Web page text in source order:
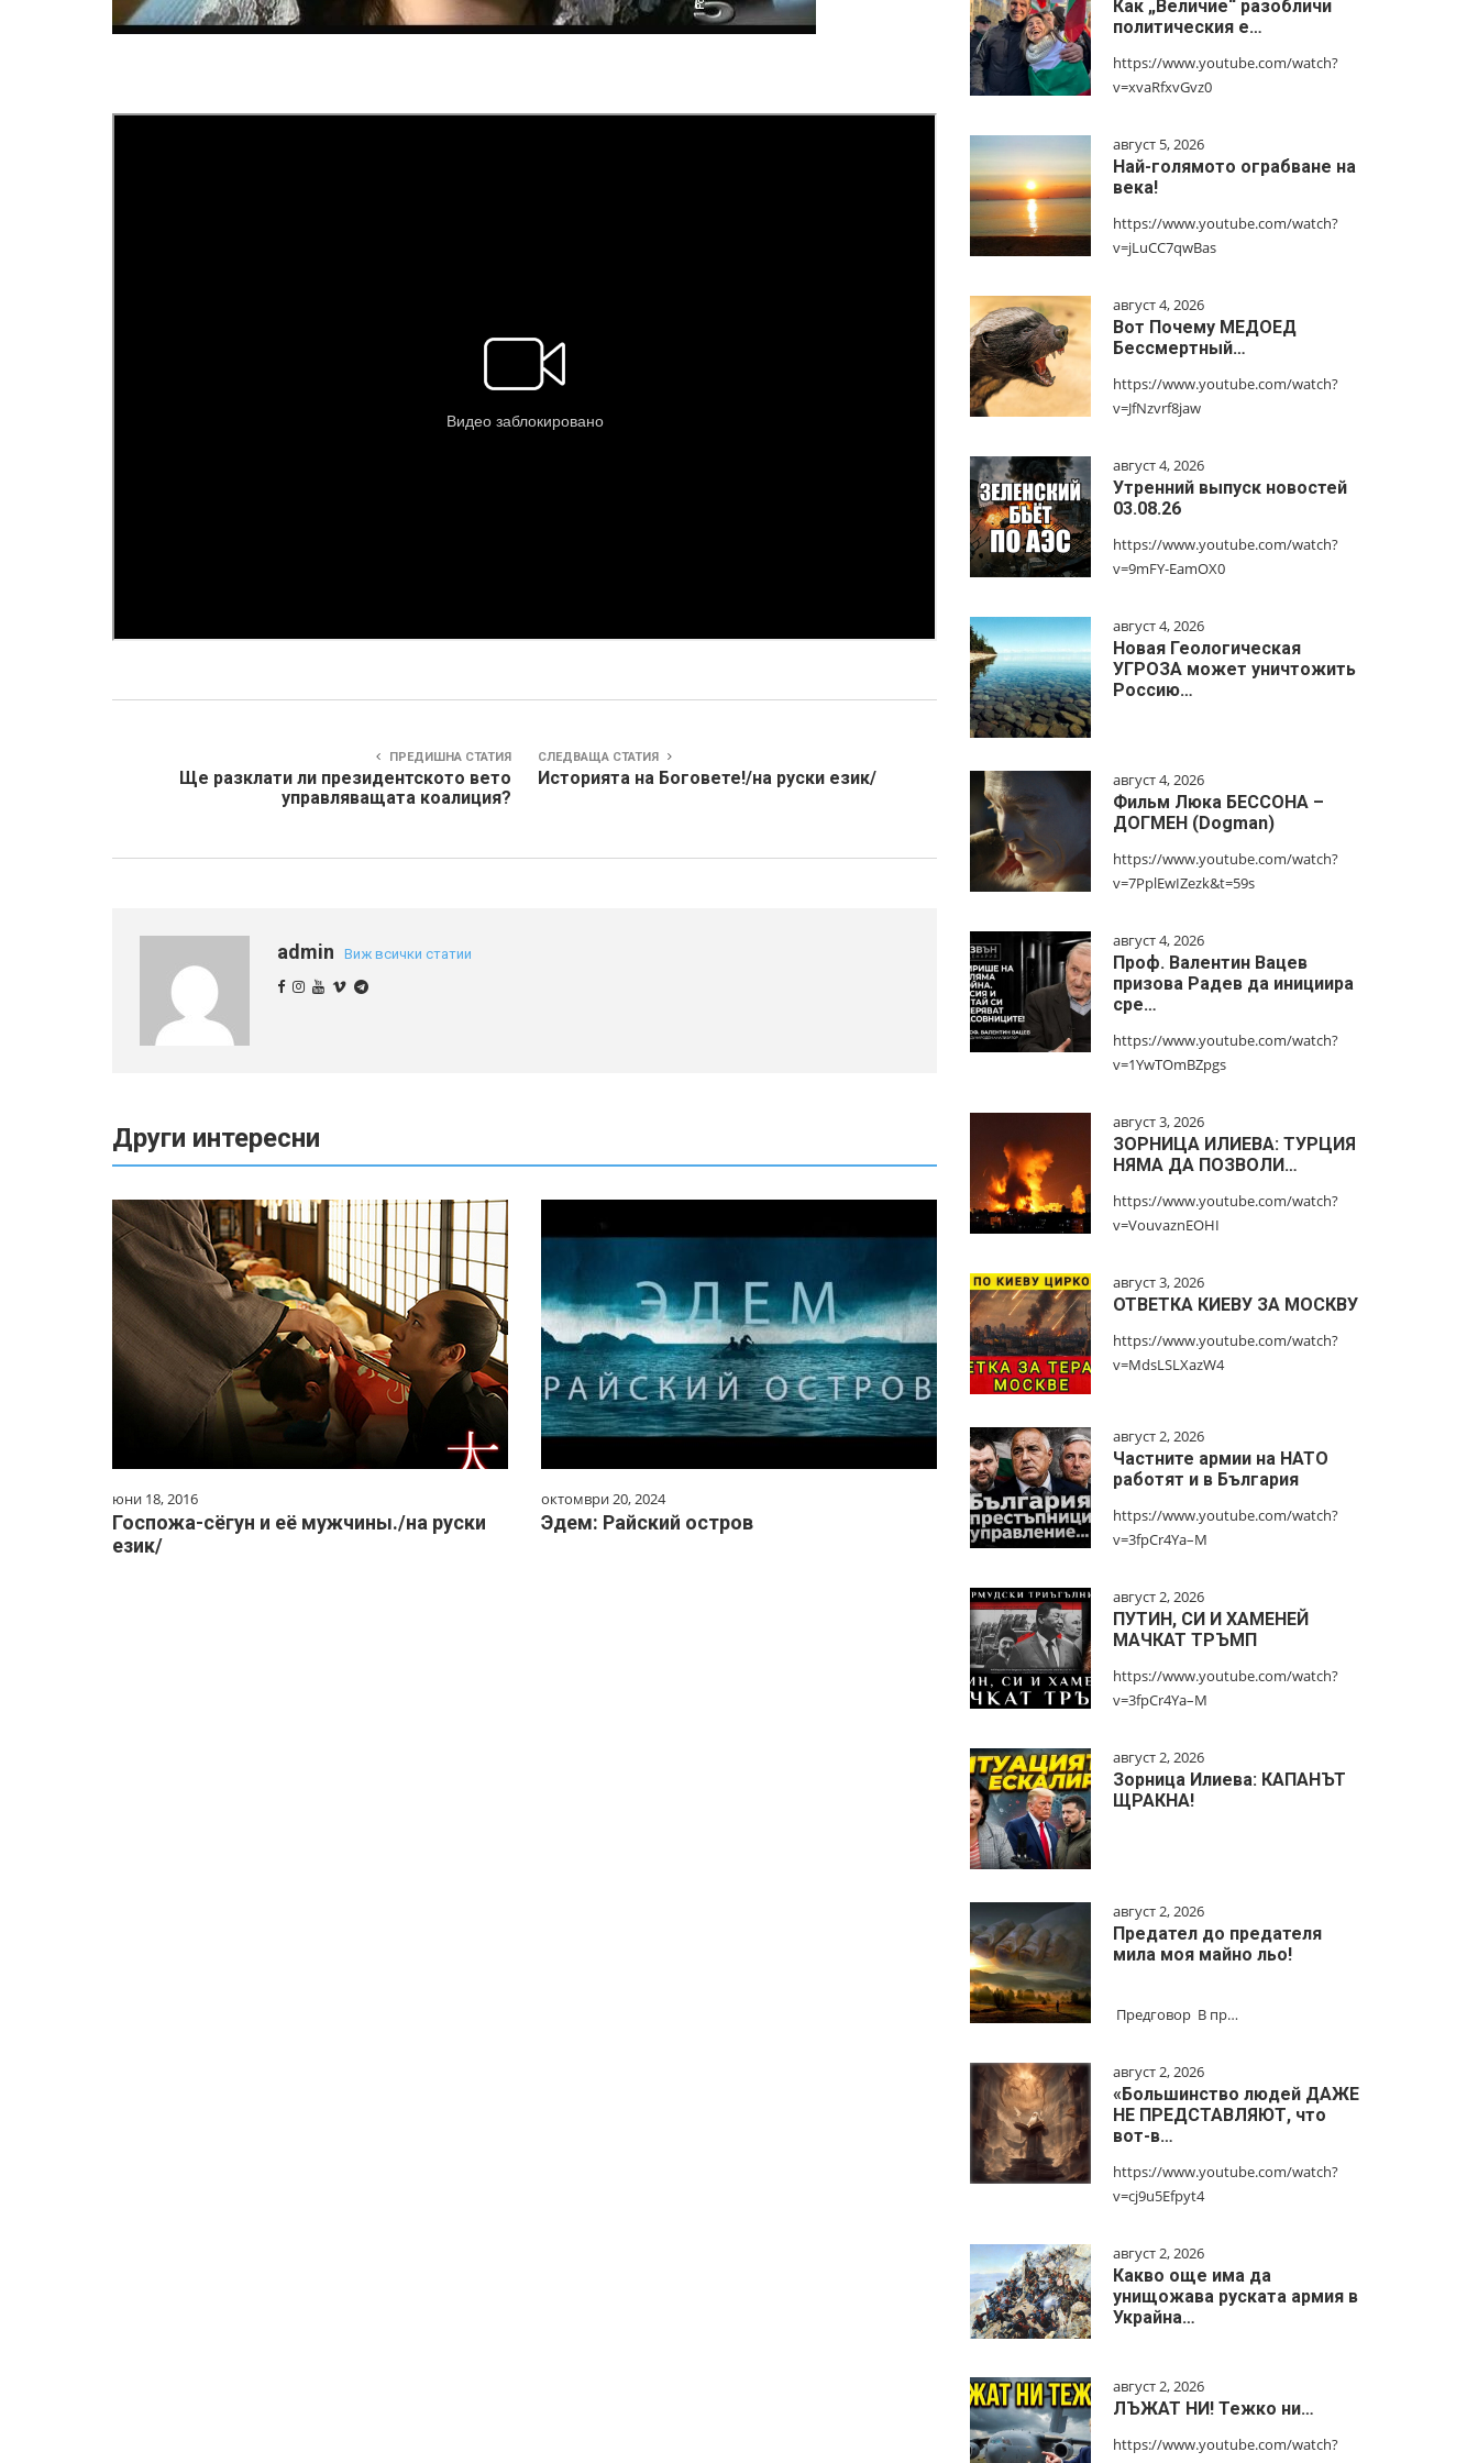
ПРЕДИШНА СТАТИЯ
Ще разклати ли президентското вето
управляващата коалиция?
СЛЕДВАЩА СТАТИЯ
Историята на Боговете!/на руски език/
admin Виж всички статии
Други интересни
юни 18, 2016
Госпожа-сёгун и её мужчины./на руски
език/
октомври 20, 2024
Эдем: Райский остров
Как „Величие“ разобличи
политическия е…
https://www.youtube.com/watch?
v=xvaRfxvGvz0
август 5, 2026
Най-голямото ограбване на
века!
https://www.youtube.com/watch?
v=jLuCC7qwBas
август 4, 2026
Вот Почему МЕДОЕД
Бессмертный…
https://www.youtube.com/watch?
v=JfNzvrf8jaw
август 4, 2026
Утренний выпуск новостей
03.08.26
https://www.youtube.com/watch?
v=9mFY-EamOX0
август 4, 2026
Новая Геологическая
УГРОЗА может уничтожить
Россию…
август 4, 2026
Фильм Люка БЕССОНА –
ДОГМЕН (Dogman)
https://www.youtube.com/watch?
v=7PplEwIZezk&t=59s
август 4, 2026
Проф. Валентин Вацев
призова Радев да инициира
сре…
https://www.youtube.com/watch?
v=1YwTOmBZpgs
август 3, 2026
ЗОРНИЦА ИЛИЕВА: ТУРЦИЯ
НЯМА ДА ПОЗВОЛИ…
https://www.youtube.com/watch?
v=VouvaznEOHI
август 3, 2026
ОТВЕТКА КИЕВУ ЗА МОСКВУ
https://www.youtube.com/watch?
v=MdsLSLXazW4
август 2, 2026
Частните армии на НАТО
работят и в България
https://www.youtube.com/watch?
v=3fpCr4Ya–M
август 2, 2026
ПУТИН, СИ И ХАМЕНЕЙ
МАЧКАТ ТРЪМП
https://www.youtube.com/watch?
v=3fpCr4Ya–M
август 2, 2026
Зорница Илиева: КАПАНЪТ
ЩРАКНА!
август 2, 2026
Предател до предателя
мила моя майно льо!
Предговор В пр…
август 2, 2026
«Большинство людей ДАЖЕ
НЕ ПРЕДСТАВЛЯЮТ, что
вот-в…
https://www.youtube.com/watch?
v=cj9u5Efpyt4
август 2, 2026
Какво още има да
унищожава руската армия в
Украйна…
август 2, 2026
ЛЪЖАТ НИ! Тежко ни…
https://www.youtube.com/watch?